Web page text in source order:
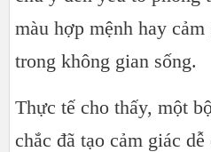
màu hợp mệnh hay
trong không gian sống.
Thực tế cho thấy, một
chắc đã tạo cảm giác